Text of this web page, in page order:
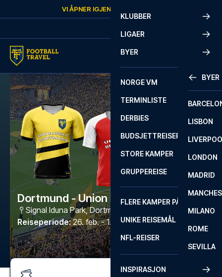
VI ÅPNER IGJEN
KLUBBER
LIGAER
BYER
BYER
LISBON
LONDON
MADRID
MILANO
ROME
SEVILLA
NORGE VM
TERMINLISTE
DERBIES
BUDSJETTREISER
STORE KAMPER
GRUPPEREISE
FLERE KAMPER PÅ ÉN REISE
UNIKE REISEMÅL
NFL-REISER
INSPIRASJON
Dortmund - Union Berlin
Signal Iduna Park,Dortmund
Reiseperiode: 26. feb. - 1. mars 2027